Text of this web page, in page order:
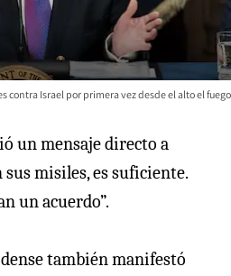
contra Israel por primera vez desde el alto el fuego
un mensaje directo a
misiles, es suficiente.
un acuerdo”.
también manifestó